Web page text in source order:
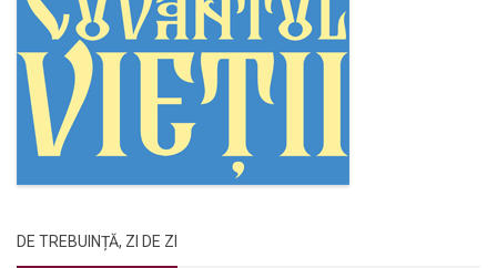
DE TREBUINȚĂ, ZI DE ZI